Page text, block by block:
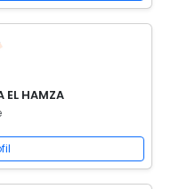
Docteur EL HAMZA EL HAMZA